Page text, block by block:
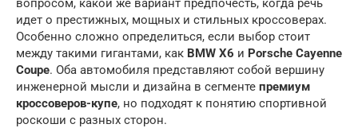
вопросом, какой же вариант предпочесть, когда речь
идет о престижных, мощных и стильных кроссоверах.
Особенно сложно определиться, если выбор стоит
между такими гигантами, как BMW X6 и Porsche Cayenne
Coupe. Оба автомобиля представляют собой вершину
инженерной мысли и дизайна в сегменте премиум
кроссоверов-купе, но подходят к понятию спортивной
роскоши с разных сторон.